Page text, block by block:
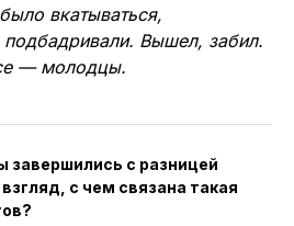
вкатываться,
подбадривали. Вышел, забил.
— молодцы.
с разницей
с чем связана такая